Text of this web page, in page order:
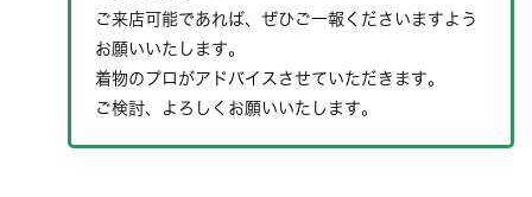
ご来店可能であれば、ぜひご一報くださいますよう
お願いいたします。
着物のプロがアドバイスさせていただきます。
ご検討、よろしくお願いいたします。